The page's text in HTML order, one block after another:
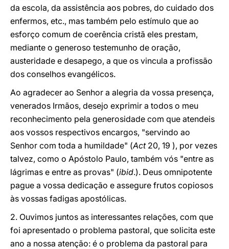
da escola, da assistência aos pobres, do cuidado dos
enfermos, etc., mas também pelo estímulo que ao
esforço comum de coerência cristã eles prestam,
mediante o generoso testemunho de oração,
austeridade e desapego, a que os vincula a profissão
dos conselhos evangélicos.
Ao agradecer ao Senhor a alegria da vossa presença,
venerados Irmãos, desejo exprimir a todos o meu
reconhecimento pela generosidade com que atendeis
aos vossos respectivos encargos, "servindo ao
Senhor com toda a humildade" (Act20, 19 ), por vezes
talvez, como o Apóstolo Paulo, também vós "entre as
lágrimas e entre as provas" (ibid.). Deus omnipotente
pague a vossa dedicação e assegure frutos copiosos
às vossas fadigas apostólicas.
2. Ouvimos juntos as interessantes relações, com que
foi apresentado o problema pastoral, que solicita este
ano a nossa atenção: é o problema da pastoral para